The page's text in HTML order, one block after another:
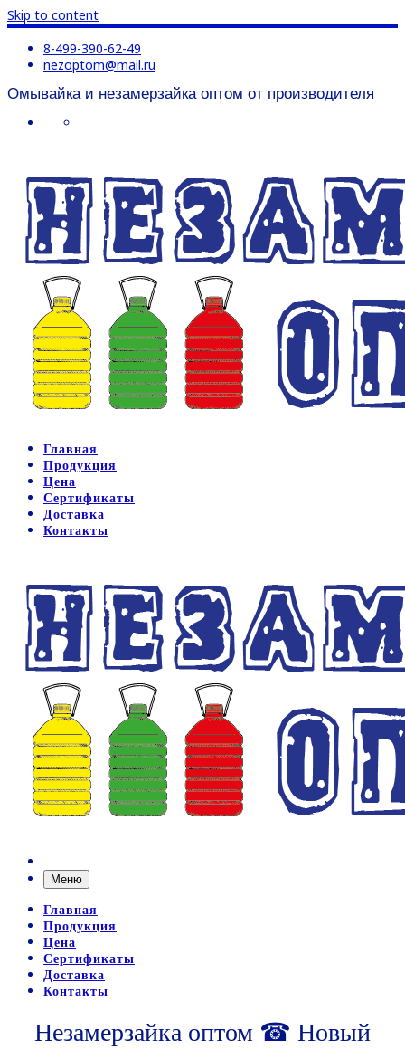
Skip to content
8-499-390-62-49
nezoptom@mail.ru
Омывайка и незамерзайка оптом от производителя
Главная
Продукция
Цена
Сертификаты
Доставка
Контакты
Меню
Главная
Продукция
Цена
Сертификаты
Доставка
Контакты
Незамерзайка оптом ☎ Новый